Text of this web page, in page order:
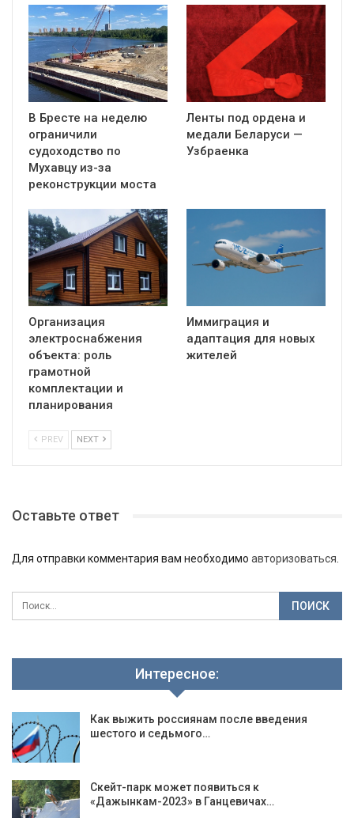
В Бресте на неделю
ограничили
судоходство по
Мухавцу из-за
реконструкции моста
Ленты под ордена и
медали Беларуси —
Узбраенка
Организация
электроснабжения
объекта: роль
грамотной
комплектации и
планирования
Иммиграция и
адаптация для новых
жителей
PREV NEXT
Оставьте ответ
Для отправки комментария вам необходимо авторизоваться
Интересное:
Как выжить россиянам после введения
шестого и седьмого…
Скейт-парк может появиться к
«Дажынкам-2023» в Ганцевичах…